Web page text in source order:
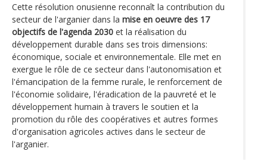
Cette résolution onusienne reconnaît la contribution du
secteur de l'arganier dans la mise en oeuvre des 17
objectifs de l'agenda 2030 et la réalisation du
développement durable dans ses trois dimensions:
économique, sociale et environnementale. Elle met en
exergue le rôle de ce secteur dans l'autonomisation et
l'émancipation de la femme rurale, le renforcement de
l'économie solidaire, l'éradication de la pauvreté et le
développement humain à travers le soutien et la
promotion du rôle des coopératives et autres formes
d'organisation agricoles actives dans le secteur de
l'arganier.